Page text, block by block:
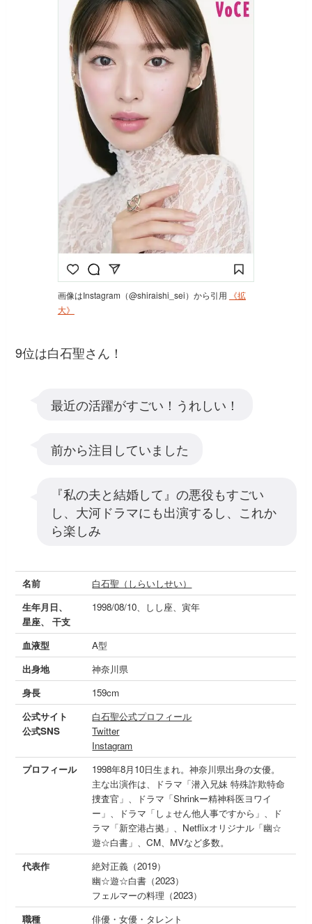
画像はInstagram（@shiraishi_sei）から引用
《拡
大》
9位は白石聖さん！
最近の活躍がすごい！うれしい！
前から注目していました
『私の夫と結婚して』の悪役もすごい
し、大河ドラマにも出演するし、これか
ら楽しみ
名前
白石聖（しらいしせい）
生年月日、
星座、 干支
1998/08/10、しし座、寅年
血液型
A型
出身地
神奈川県
身長
159cm
公式サイト
公式SNS
白石聖公式プロフィール
Twitter
Instagram
プロフィール
1998年8月10日生まれ。神奈川県出身の女優。
主な出演作は、ドラマ「潜入兄妹 特殊詐欺特命
捜査官」、ドラマ「Shrinkー精神科医ヨワイ
ー」、ドラマ「しょせん他人事ですから」、ド
ラマ「新空港占拠」、Netflixオリジナル「幽☆
遊☆白書」、CM、MVなど多数。
代表作
絶対正義（2019）
幽☆遊☆白書（2023）
フェルマーの料理（2023）
職種
俳優・女優・タレント